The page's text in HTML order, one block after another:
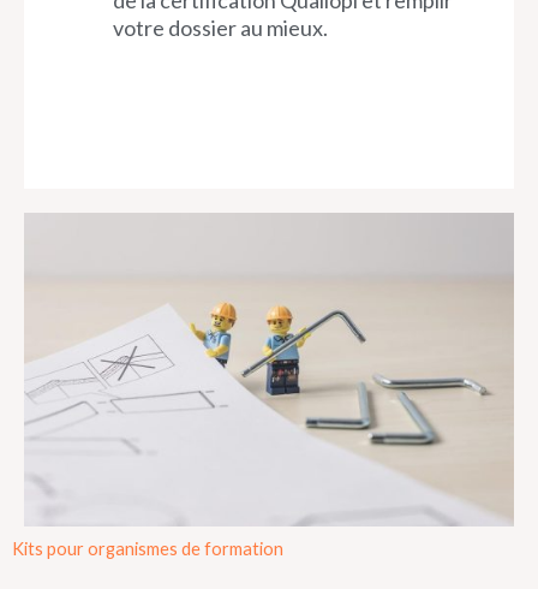
votre dossier au mieux.
Kits pour organismes de formation